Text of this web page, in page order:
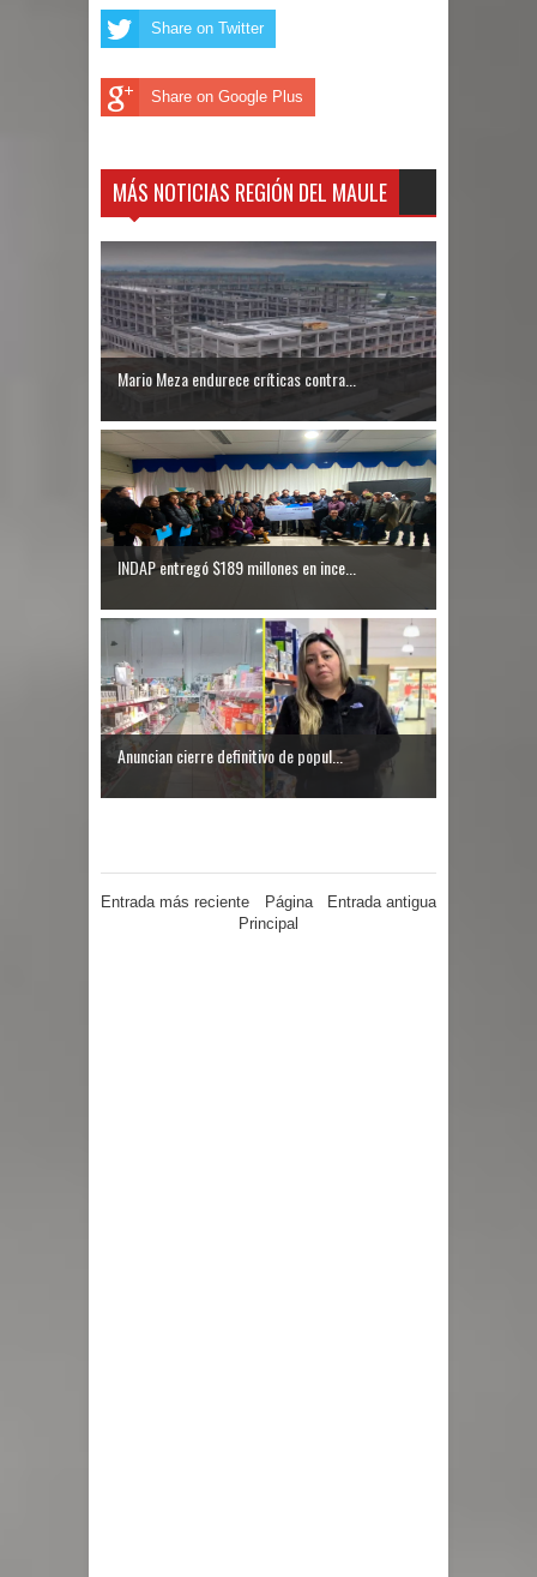
Share on Twitter
Share on Google Plus
MÁS NOTICIAS REGIÓN DEL MAULE
Mario Meza endurece críticas contra...
INDAP entregó $189 millones en ince...
Anuncian cierre definitivo de popul...
Entrada más reciente Entrada antigua
Página
Principal